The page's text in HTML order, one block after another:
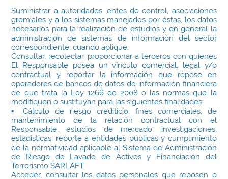
Suministrar a autoridades, entes de control, asociaciones
gremiales y a los sistemas manejados por éstas, los datos
necesarios para la realización de estudios y en general la
administración de sistemas de información del sector
correspondiente, cuando aplique.
Consultar, recolectar, proporcionar a terceros con quienes
El Responsable posea un vínculo comercial, legal y/o
contractual y reportar la información que repose en
operadores de bancos de datos de información financiera
de que trata la Ley 1266 de 2008 o las normas que la
modifiquen o sustituyan para las siguientes finalidades:
▪ Cálculo de riesgo crediticio, fines comerciales, de
mantenimiento de la relación contractual con el
Responsable, estudios de mercado, investigaciones,
estadísticas, reporte a entidades públicas y cumplimiento
de la normatividad aplicable al Sistema de Administración
de Riesgo de Lavado de Activos y Financiación del
Terrorismo SARLAFT.
Acceder, consultar los datos personales que reposen o